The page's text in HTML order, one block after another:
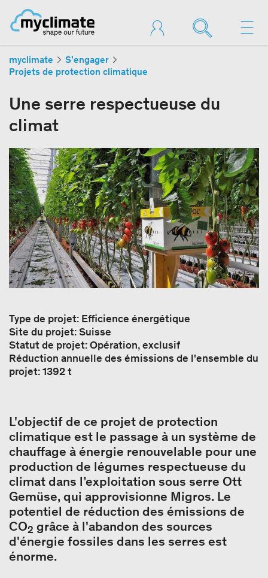
myclimate
S’engager
Projets de protection climatique
Une serre respectueuse du
climat
Type de projet: Efficience énergétique
Site du projet: Suisse
Statut de projet: Opération, exclusif
Réduction annuelle des émissions de l'ensemble du
projet: 1392 t
L'objectif de ce projet de protection
climatique est le passage à un système de
chauffage à énergie renouvelable pour une
production de légumes respectueuse du
climat dans l’exploitation sous serre Ott
Gemüse, qui approvisionne Migros. Le
potentiel de réduction des émissions de
CO2 grâce à l'abandon des sources
d'énergie fossiles dans les serres est
énorme.